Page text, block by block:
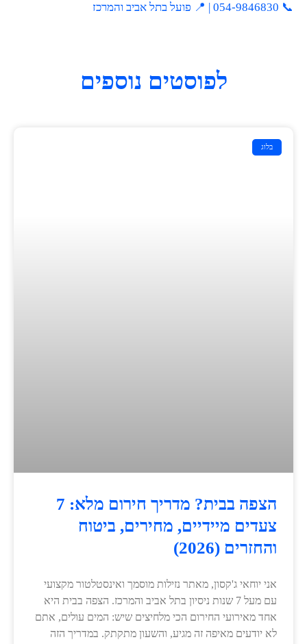
📞 054-9846830 | 📍 פועל בתל אביב והמרכז
לפוסטים נוספים
בלוג
הצפה בבית? מדריך חירום מלא: 7
צעדים מיידיים, מחירים, ביטוח
והחזרים (2026)
אני יוחאי ג'קסון, מאתר נזילות מוסמך ואינסטלטור מקצועי
עם מעל 7 שנות ניסיון בתל אביב והמרכז. הצפה בבית היא
אחד מאירועי החירום הכי מלחיצים שיש: המים עולים, אתם
לא יודעים מאיפה זה מגיע, והשעון מתקתק. במדריך הזה